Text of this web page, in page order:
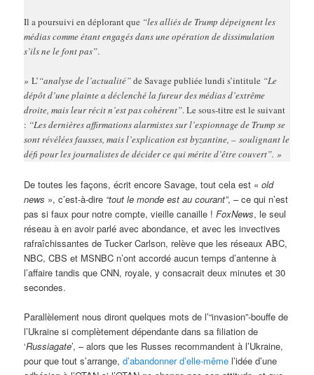
Il a poursuivi en déplorant que “les alliés de Trump dépeignent les
médias comme étant engagés dans une opération de dissimulation
s’ils ne le font pas”.
»L’“analyse de l’actualité”de Savage publiée lundi s’intitule “Le
dépôt d’une plainte a déclenché la fureur des médias d’extrême
droite, mais leur récit n’est pas cohérent”. Le sous-titre est le suivant
: “Les dernières affirmations alarmistes sur l’espionnage de Trump se
sont révélées fausses, mais l’explication est byzantine, – soulignant le
défi pour les journalistes de décider ce qui mérite d’être couvert”. »
De toutes les façons, écrit encore Savage, tout cela est «old
news », c’est-à-dire “tout le monde est au courant”, – ce qui n’est
pas si faux pour notre compte, vieille canaille !FoxNews, le seul
réseau à en avoir parlé avec abondance, et avec les invectives
rafraîchissantes de Tucker Carlson, relève que les réseaux ABC,
NBC, CBS et MSNBC n’ont accordé aucun temps d’antenne à
l’affaire tandis que CNN, royale, y consacrait deux minutes et 30
secondes.
Parallèlement nous diront quelques mots de l’“invasion”-bouffe de
l’Ukraine si complètement dépendante dans sa filiation de
‘Russiagate’, – alors que les Russes recommandent à l’Ukraine,
pour que tout s’arrange,d’abandonner d’elle-même l’idée d’une